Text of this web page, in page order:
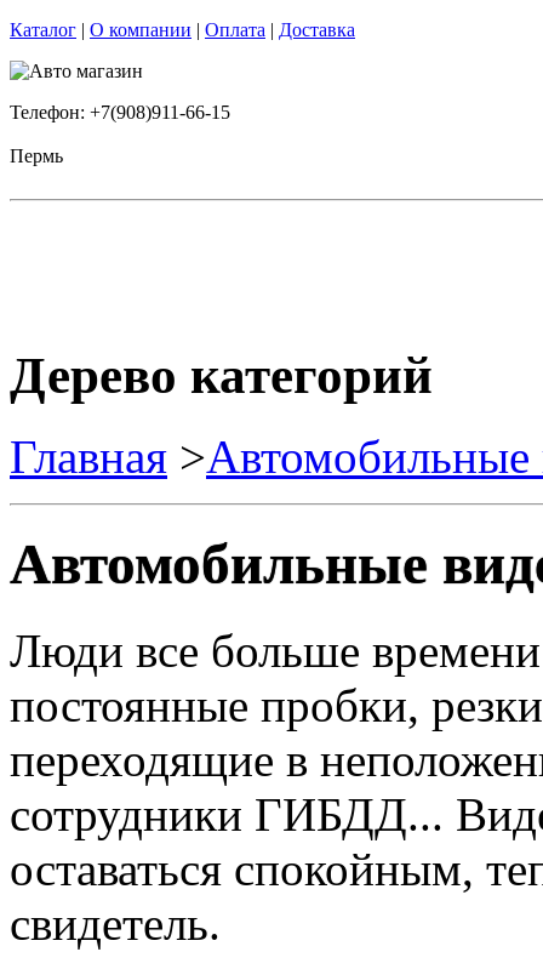
Каталог | О компании | Оплата | Доставка
Телефон: +7(908)911-66-15
Пермь
Дерево категорий
Главная >Автомобильные
Автомобильные
Люди все больше
постоянные пробки,
переходящие в
сотрудники ГИБДД...
оставаться спокойным,
свидетель.